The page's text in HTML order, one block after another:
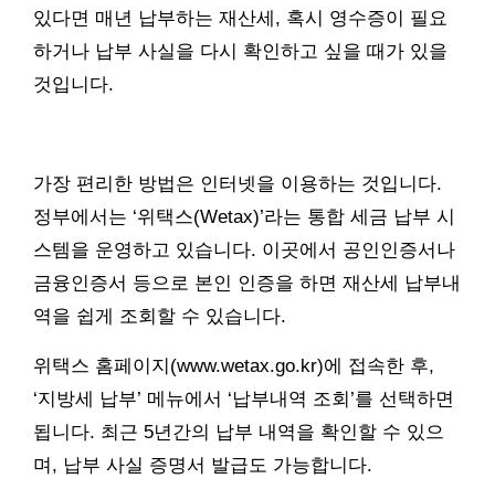
있다면 매년 납부하는 재산세, 혹시 영수증이 필요
하거나 납부 사실을 다시 확인하고 싶을 때가 있을
것입니다.
가장 편리한 방법은 인터넷을 이용하는 것입니다.
정부에서는 ‘위택스(Wetax)’라는 통합 세금 납부 시
스템을 운영하고 있습니다. 이곳에서 공인인증서나
금융인증서 등으로 본인 인증을 하면 재산세 납부내
역을 쉽게 조회할 수 있습니다.
위택스 홈페이지(www.wetax.go.kr)에 접속한 후,
‘지방세 납부’ 메뉴에서 ‘납부내역 조회’를 선택하면
됩니다. 최근 5년간의 납부 내역을 확인할 수 있으
며, 납부 사실 증명서 발급도 가능합니다.